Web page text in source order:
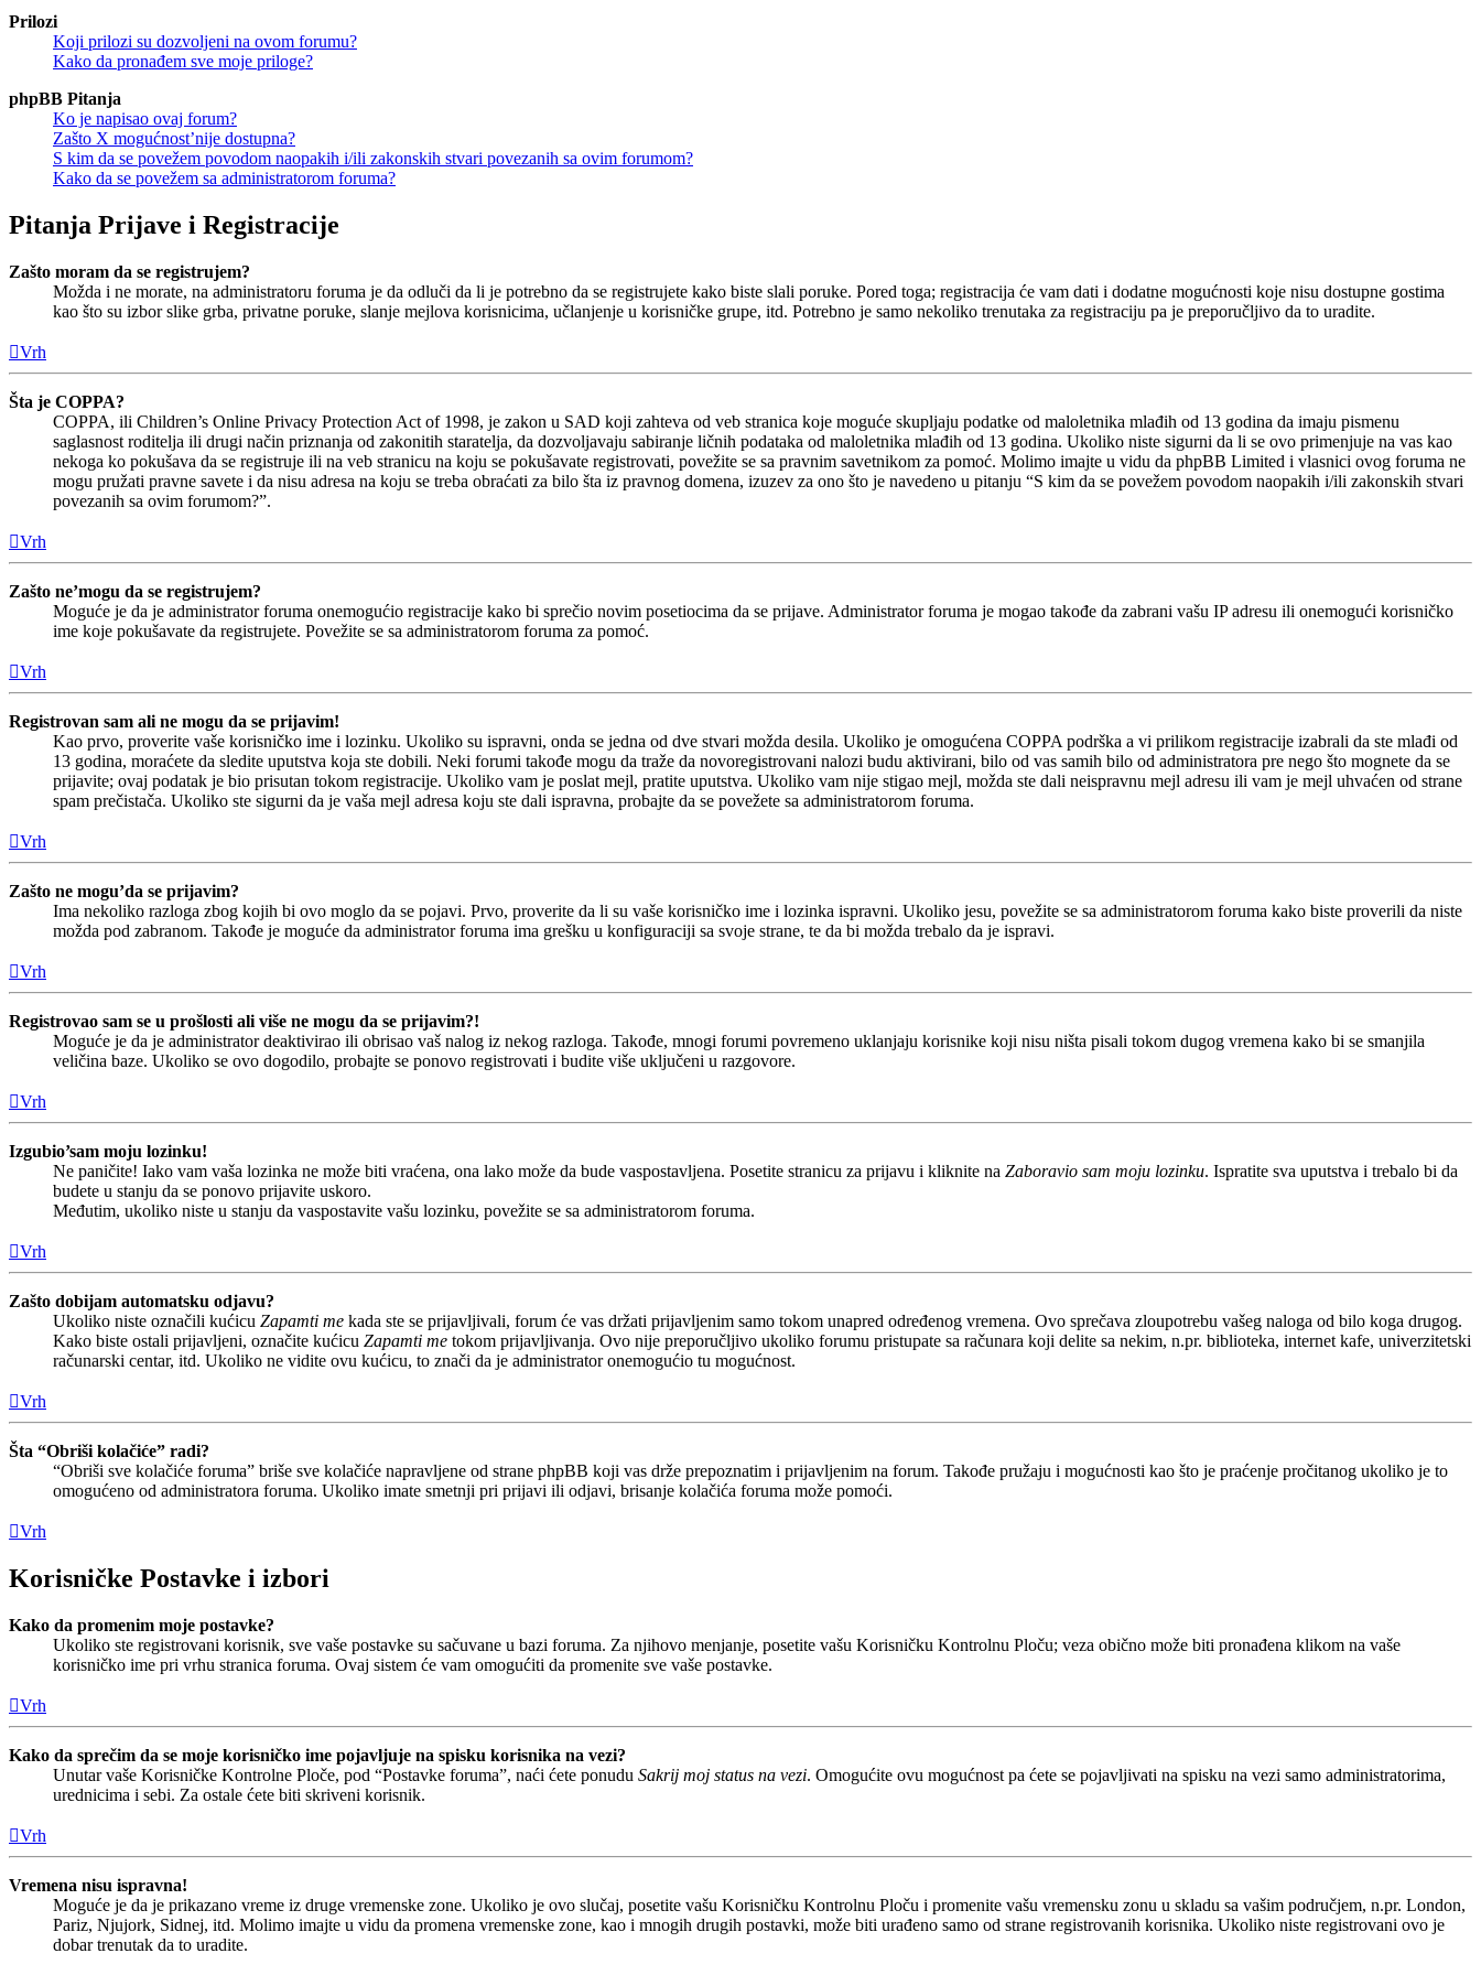
Prilozi
Koji prilozi su dozvoljeni na ovom forumu?
Kako da pronađem sve moje priloge?
phpBB Pitanja
Ko je napisao ovaj forum?
Zašto X mogućnost’nije dostupna?
S kim da se povežem povodom naopakih i/ili zakonskih stvari povezanih sa ovim forumom?
Kako da se povežem sa administratorom foruma?
Pitanja Prijave i Registracije
Zašto moram da se registrujem?
Možda i ne morate, na administratoru foruma je da odluči da li je potrebno da se registrujete kako biste slali poruke. Pored toga; registracija će vam dati i dodatne mogućnosti koje nisu dostupne gostima
kao što su izbor slike grba, privatne poruke, slanje mejlova korisnicima, učlanjenje u korisničke grupe, itd. Potrebno je samo nekoliko trenutaka za registraciju pa je preporučljivo da to uradite.
Vrh
Šta je COPPA?
COPPA, ili Children’s Online Privacy Protection Act of 1998, je zakon u SAD koji zahteva od veb stranica koje moguće skupljaju podatke od maloletnika mlađih od 13 godina da imaju pismenu
saglasnost roditelja ili drugi način priznanja od zakonitih staratelja, da dozvoljavaju sabiranje ličnih podataka od maloletnika mlađih od 13 godina. Ukoliko niste sigurni da li se ovo primenjuje na vas kao
nekoga ko pokušava da se registruje ili na veb stranicu na koju se pokušavate registrovati, povežite se sa pravnim savetnikom za pomoć. Molimo imajte u vidu da phpBB Limited i vlasnici ovog foruma ne
mogu pružati pravne savete i da nisu adresa na koju se treba obraćati za bilo šta iz pravnog domena, izuzev za ono što je navedeno u pitanju “S kim da se povežem povodom naopakih i/ili zakonskih stvari
povezanih sa ovim forumom?”.
Vrh
Zašto ne’mogu da se registrujem?
Moguće je da je administrator foruma onemogućio registracije kako bi sprečio novim posetiocima da se prijave. Administrator foruma je mogao takođe da zabrani vašu IP adresu ili onemogući korisničko
ime koje pokušavate da registrujete. Povežite se sa administratorom foruma za pomoć.
Vrh
Registrovan sam ali ne mogu da se prijavim!
Kao prvo, proverite vaše korisničko ime i lozinku. Ukoliko su ispravni, onda se jedna od dve stvari možda desila. Ukoliko je omogućena COPPA podrška a vi prilikom registracije izabrali da ste mlađi od
13 godina, moraćete da sledite uputstva koja ste dobili. Neki forumi takođe mogu da traže da novoregistrovani nalozi budu aktivirani, bilo od vas samih bilo od administratora pre nego što mognete da se
prijavite; ovaj podatak je bio prisutan tokom registracije. Ukoliko vam je poslat mejl, pratite uputstva. Ukoliko vam nije stigao mejl, možda ste dali neispravnu mejl adresu ili vam je mejl uhvaćen od strane
spam prečistača. Ukoliko ste sigurni da je vaša mejl adresa koju ste dali ispravna, probajte da se povežete sa administratorom foruma.
Vrh
Zašto ne mogu’da se prijavim?
Ima nekoliko razloga zbog kojih bi ovo moglo da se pojavi. Prvo, proverite da li su vaše korisničko ime i lozinka ispravni. Ukoliko jesu, povežite se sa administratorom foruma kako biste proverili da niste
možda pod zabranom. Takođe je moguće da administrator foruma ima grešku u konfiguraciji sa svoje strane, te da bi možda trebalo da je ispravi.
Vrh
Registrovao sam se u prošlosti ali više ne mogu da se prijavim?!
Moguće je da je administrator deaktivirao ili obrisao vaš nalog iz nekog razloga. Takođe, mnogi forumi povremeno uklanjaju korisnike koji nisu ništa pisali tokom dugog vremena kako bi se smanjila
veličina baze. Ukoliko se ovo dogodilo, probajte se ponovo registrovati i budite više uključeni u razgovore.
Vrh
Izgubio’sam moju lozinku!
Ne paničite! Iako vam vaša lozinka ne može biti vraćena, ona lako može da bude vaspostavljena. Posetite stranicu za prijavu i kliknite na Zaboravio sam moju lozinku. Ispratite sva uputstva i trebalo bi da
budete u stanju da se ponovo prijavite uskoro.
Međutim, ukoliko niste u stanju da vaspostavite vašu lozinku, povežite se sa administratorom foruma.
Vrh
Zašto dobijam automatsku odjavu?
Ukoliko niste označili kućicu Zapamti me kada ste se prijavljivali, forum će vas držati prijavljenim samo tokom unapred određenog vremena. Ovo sprečava zloupotrebu vašeg naloga od bilo koga drugog.
Kako biste ostali prijavljeni, označite kućicu Zapamti me tokom prijavljivanja. Ovo nije preporučljivo ukoliko forumu pristupate sa računara koji delite sa nekim, n.pr. biblioteka, internet kafe, univerzitetski
računarski centar, itd. Ukoliko ne vidite ovu kućicu, to znači da je administrator onemogućio tu mogućnost.
Vrh
Šta “Obriši kolačiće” radi?
“Obriši sve kolačiće foruma” briše sve kolačiće napravljene od strane phpBB koji vas drže prepoznatim i prijavljenim na forum. Takođe pružaju i mogućnosti kao što je praćenje pročitanog ukoliko je to
omogućeno od administratora foruma. Ukoliko imate smetnji pri prijavi ili odjavi, brisanje kolačića foruma može pomoći.
Vrh
Korisničke Postavke i izbori
Kako da promenim moje postavke?
Ukoliko ste registrovani korisnik, sve vaše postavke su sačuvane u bazi foruma. Za njihovo menjanje, posetite vašu Korisničku Kontrolnu Ploču; veza obično može biti pronađena klikom na vaše
korisničko ime pri vrhu stranica foruma. Ovaj sistem će vam omogućiti da promenite sve vaše postavke.
Vrh
Kako da sprečim da se moje korisničko ime pojavljuje na spisku korisnika na vezi?
Unutar vaše Korisničke Kontrolne Ploče, pod “Postavke foruma”, naći ćete ponudu Sakrij moj status na vezi. Omogućite ovu mogućnost pa ćete se pojavljivati na spisku na vezi samo administratorima,
urednicima i sebi. Za ostale ćete biti skriveni korisnik.
Vrh
Vremena nisu ispravna!
Moguće je da je prikazano vreme iz druge vremenske zone. Ukoliko je ovo slučaj, posetite vašu Korisničku Kontrolnu Ploču i promenite vašu vremensku zonu u skladu sa vašim područjem, n.pr. London,
Pariz, Njujork, Sidnej, itd. Molimo imajte u vidu da promena vremenske zone, kao i mnogih drugih postavki, može biti urađeno samo od strane registrovanih korisnika. Ukoliko niste registrovani ovo je
dobar trenutak da to uradite.